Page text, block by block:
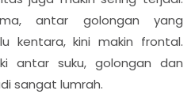
antar golongan yang
kentara, kini makin frontal.
antar suku, golongan dan
sangat lumrah.